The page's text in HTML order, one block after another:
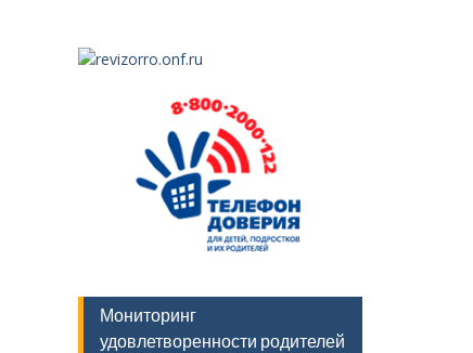
Мониторинг
удовлетворенности родителей